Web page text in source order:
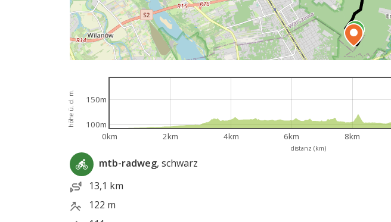
distanz (km)
höhe ü. d. m.
0km 2km 4km 6km 8km
100m
150m
mtb-radweg, schwarz
13,1 km
122 m